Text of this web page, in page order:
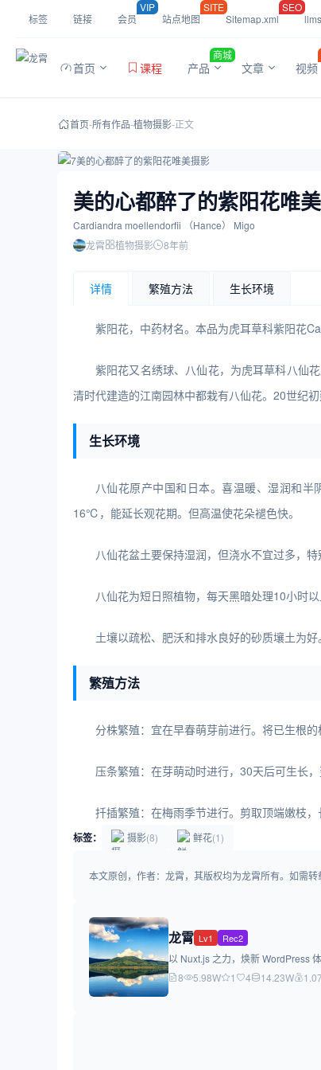
标签 链接 会员
VIP
站点地图
SITE
Sitemap.xml
SEO
首页 课程 产品
商城
文章 视频
首页-所有作品-植物摄影-正文
美的心都醉了的紫阳花唯
Cardiandra moellendorfii （Hance） Migo
龙霄
植物摄影 8年前
详情 繁殖方法 生长环境
紫阳花，中药材名。本品为虎耳草科紫阳花
紫阳花又名绣球、八仙花，为虎耳草科八仙
清时代建造的江南园林中都栽有八仙花。20世纪
生长环境
八仙花原产中国和日本。喜温暖、湿润和
16℃，能延长观花期。但高温使花朵褪色快。
八仙花盆土要保持湿润，但浇水不宜过多，
八仙花为短日照植物，每天黑暗处理10小时
土壤以疏松、肥沃和排水良好的砂质壤土为
繁殖方法
分株繁殖：宜在早春萌芽前进行。将已生根
压条繁殖：在芽萌动时进行，30天后可生长
扦插繁殖：在梅雨季节进行。剪取顶端嫩枝
标签： 摄影(8) 鲜花(1)
本文原创，作者：龙霄，其版权均为龙霄所有。如需
龙霄 Lv1 Rec2
以 Nuxt.js 之力，焕新 WordPress
8
5.98W 1 4 14.23W